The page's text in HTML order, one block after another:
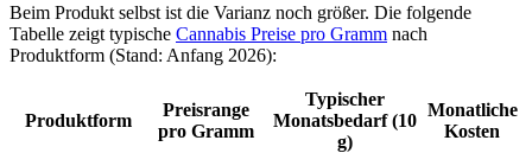
Beim Produkt selbst ist die Varianz noch größer. Die folgende
Tabelle zeigt typische Cannabis Preise pro Gramm nach
Produktform (Stand: Anfang 2026):
Produktform
Preisrange
pro Gramm
Typischer
Monatsbedarf (10
g)
Monatliche
Kosten